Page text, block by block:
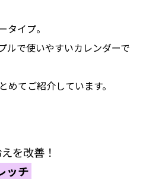
タイプ。
ルで使いやすいカレンダーで
てご紹介しています。
を改善！
ッチ